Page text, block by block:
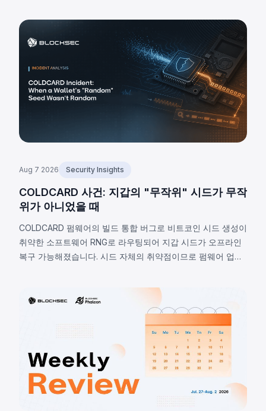
Aug 7 2026 Security Insights
COLDCARD 사건: 지갑의 "무작위" 시드가 무작
위가 아니었을 때
COLDCARD 펌웨어의 빌드 통합 버그로 비트코인 시드 생성이
취약한 소프트웨어 RNG로 라우팅되어 지갑 시드가 오프라인
복구 가능해졌습니다. 시드 자체의 취약점이므로 펌웨어 업데
입니다.